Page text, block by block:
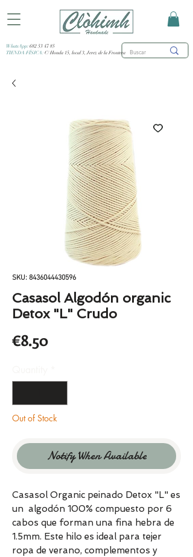
WhatsApp: 682 53 47 85
TIENDA FÍSICA: C/ Honda 15, local 3, Jerez de la Frontera
SKU: 8436044430596
Casasol Algodón organic
Detox "L" Crudo
€8.50Price
Out of Stock
Notify When Available
Casasol Organic peinado Detox "L" es
un algodón 100% compuesto por 6
cabos que forman una fina hebra de
1.5mm. Este hilo es ideal para tejer
ropa de verano, complementos y